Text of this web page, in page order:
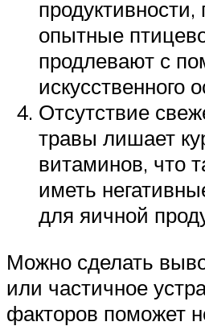
продуктивности,
опытные
продлевают с
искусственного
Отсутствие
травы лишает
витаминов, что
иметь
для яичной
Можно сделать
или частичное
факторов поможет